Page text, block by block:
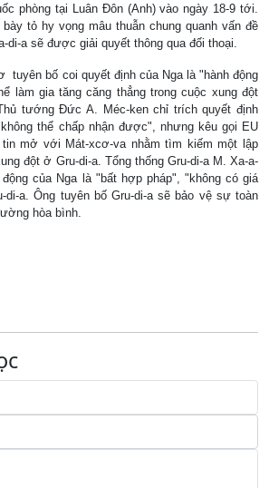
phòng tại Luân Ðôn (Anh) vào ngày 18-9 tới.
tỏ hy vọng mâu thuẫn chung quanh vấn đề
di-a sẽ được giải quyết thông qua đối thoại.
tuyên bố coi quyết định của Nga là "hành động
làm gia tăng căng thẳng trong cuộc xung đột
tướng Ðức A. Méc-ken chỉ trích quyết định
thể chấp nhận được", nhưng kêu gọi EU
mở với Mát-xcơ-va nhằm tìm kiếm một lập
đột ở Gru-di-a. Tổng thống Gru-di-a M. Xa-a-
của Nga là "bất hợp pháp", "không có giá
a. Ông tuyên bố Gru-di-a sẽ bảo vệ sự toàn
hòa bình.